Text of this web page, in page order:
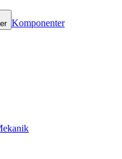
Komponenter